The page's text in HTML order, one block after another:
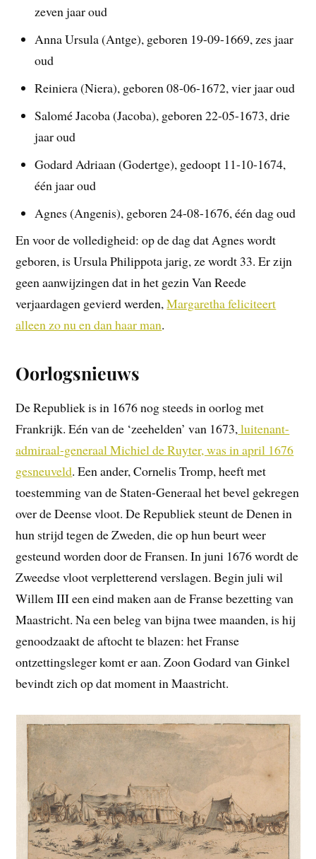
zeven jaar oud
Anna Ursula (Antge), geboren 19-09-1669, zes jaar
oud
Reiniera (Niera), geboren 08-06-1672, vier jaar oud
Salomé Jacoba (Jacoba), geboren 22-05-1673, drie
jaar oud
Godard Adriaan (Godertge), gedoopt 11-10-1674,
één jaar oud
Agnes (Angenis), geboren 24-08-1676, één dag oud
En voor de volledigheid: op de dag dat Agnes wordt
geboren, is Ursula Philippota jarig, ze wordt 33. Er zijn
geen aanwijzingen dat in het gezin Van Reede
verjaardagen gevierd werden,Margaretha feliciteert
alleen zo nu en dan haar man.
Oorlogsnieuws
De Republiek is in 1676 nog steeds in oorlog met
Frankrijk. Eén van de ‘zeehelden’ van 1673,luitenant-
admiraal-generaal Michiel de Ruyter, was in april 1676
gesneuveld. Een ander, Cornelis Tromp, heeft met
toestemming van de Staten-Generaal het bevel gekregen
over de Deense vloot. De Republiek steunt de Denen in
hun strijd tegen de Zweden, die op hun beurt weer
gesteund worden door de Fransen. In juni 1676 wordt de
Zweedse vloot verpletterend verslagen. Begin juli wil
Willem III een eind maken aan de Franse bezetting van
Maastricht. Na een beleg van bijna twee maanden, is hij
genoodzaakt de aftocht te blazen: het Franse
ontzettingsleger komt er aan. Zoon Godard van Ginkel
bevindt zich op dat moment in Maastricht.